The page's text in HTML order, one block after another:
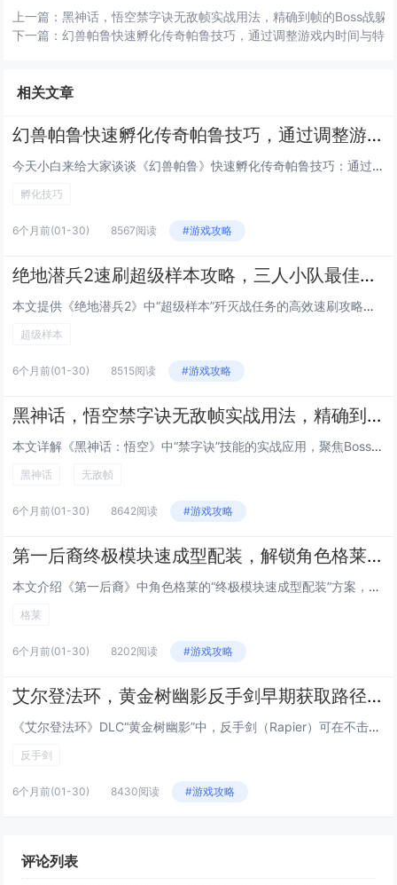
上一篇：黑神话，悟空禁字诀无敌帧实战用法，精确到帧的Boss战躲
下一篇：幻兽帕鲁快速孵化传奇帕鲁技巧，通过调整游戏内时间与特
相关文章
幻兽帕鲁快速孵化传奇帕鲁技巧，通过调整游戏内时间与特定食物组合可大幅缩短孵化等待
今天小白来给大家谈谈《幻兽帕鲁》快速孵化传奇帕鲁技巧：通过调整游戏内时间与特定食物组合可大幅缩短孵化等待。，以及对应的知...
孵化技巧
6个月前(01-30) 8567阅读 #游戏攻略
绝地潜兵2速刷超级样本攻略，三人小队最佳路线推荐，高效通关高难度歼灭战任务
本文提供《绝地潜兵2》中“超级样本”歼灭战任务的高效速刷攻略，聚焦三人小队协同作战，推荐最优路线：开局直取西北主样本点，...
超级样本
6个月前(01-30) 8515阅读 #游戏攻略
黑神话，悟空禁字诀无敌帧实战用法，精确到帧的Boss战躲避与反击连招指南
本文详解《黑神话：悟空》中“禁字诀”技能的实战应用，聚焦Boss战中的无敌帧机制，通过逐帧分析，指出禁字诀在释放瞬间（第...
黑神话 无敌帧
6个月前(01-30) 8642阅读 #游戏攻略
第一后裔终极模块速成型配装，解锁角色格莱后的低成本毕业Build方案
本文介绍《第一后裔》中角色格莱的“终极模块速成型配装”方案，主打低成本、高效率达成毕业强度，该Build围绕格莱的高机动...
格莱
6个月前(01-30) 8202阅读 #游戏攻略
艾尔登法环，黄金树幽影反手剑早期获取路径，无需击败Boss，10分钟跑图拿到DLC强力武器
《艾尔登法环》DLC“黄金树幽影”中，反手剑（Rapier）可在不击败任何Boss的前提下，通过约10分钟的高效跑图流程...
反手剑
6个月前(01-30) 8430阅读 #游戏攻略
评论列表